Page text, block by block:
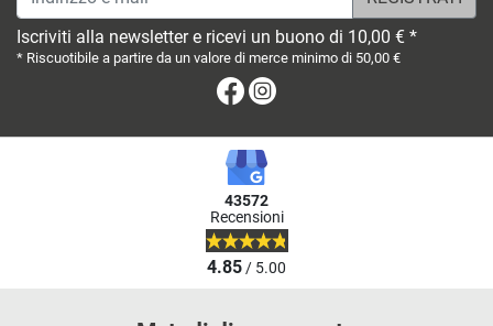
Iscriviti alla newsletter e ricevi un buono di 10,00 € *
* Riscuotibile a partire da un valore di merce minimo di 50,00 €
Facebook
43572
Recensioni
4.85/ 5.00